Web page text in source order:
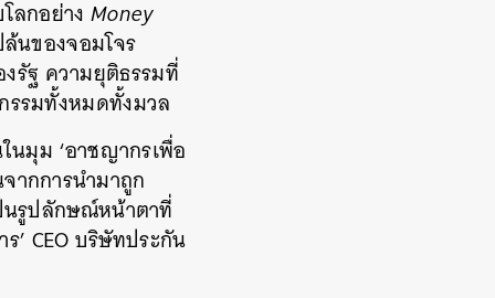
ลกอย่าง Money
นของจอมโจร
รัฐ ความยุติธรรมที่
รรมทั้งหมดทั้งมวล
มุม ‘อาชญากรเพื่อ
ากการนำมาถูก
นรูปลักษณ์หน้าตาที่
’ CEO บริษัทประกัน